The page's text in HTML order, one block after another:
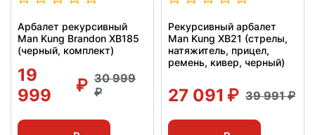
Арбалет рекурсивный
Man Kung Brandon XB185
(черный, комплект)
19
999
30 999
Рекурсивный арбалет
Man Kung XB21 (стрелы,
натяжитель, прицел,
ремень, кивер, черный)
27 091 39 991